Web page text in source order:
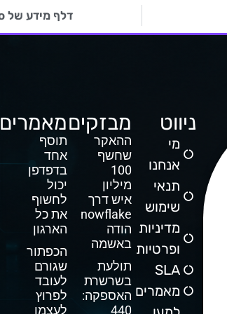
דלף מידע של Trello חושף למעלה מ- 15 מיליון כתובות דוא"ל
ניווט
מי
אנחנו
תנאי
שימוש
מדיניות
ופרטיות
SLA
מאמרים
מבזקים
ההאקר
שחשף
100
מיליון
איש דרך
Snowflake
הודה
באשמה
תולעת
בשרשרת
האספקה:
440
מאמרים
תוסף
אחד
בדפדפן
יכול
לחשוף
את כל
הארגון
הכפתור
שגורם
לעובד
לפרוץ
לעצמו